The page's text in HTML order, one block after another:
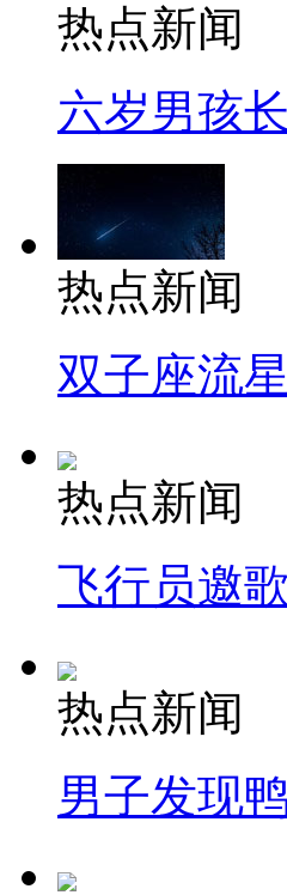
热点新闻
六岁男孩
热点新闻
双子座流
热点新闻
飞行员邀
热点新闻
男子发现